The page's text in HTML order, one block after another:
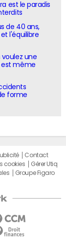
est le paradis
de 40 ans,
l'équilibre
voulez une
est même
forme
Contact
cookies
Gérer Utiq
Groupe Figaro